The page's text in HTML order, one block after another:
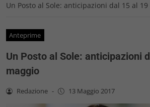
Un Posto al Sole: anticipazioni dal 15 al
Anteprime
Un Posto al Sole: anticipazioni
maggio
Redazione - 13 Maggio 2017